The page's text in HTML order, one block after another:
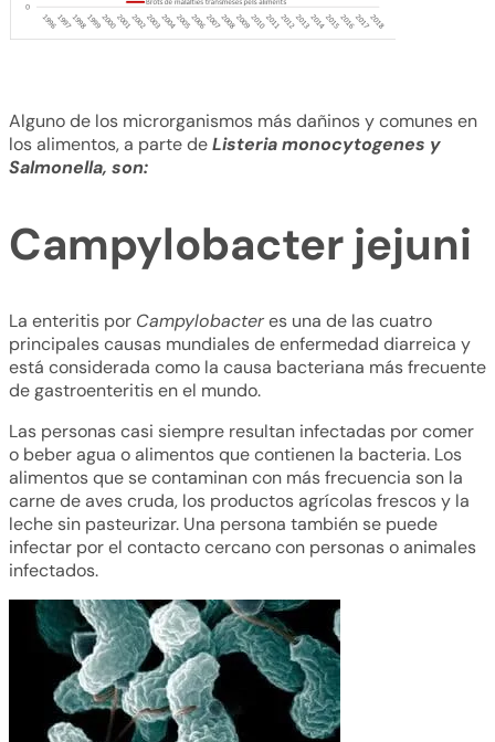
Alguno de los microrganismos más dañinos y comunes en
los alimentos, a parte deListeria monocytogenes y
Salmonella, son:
Campylobacter jejuni
La enteritis por Campylobacteres una de las cuatro
principales causas mundiales de enfermedad diarreica y
está considerada como la causa bacteriana más frecuente
de gastroenteritis en el mundo.
Las personas casi siempre resultan infectadas por comer
o beber agua o alimentos que contienen la bacteria. Los
alimentos que se contaminan con más frecuencia son la
carne de aves cruda, los productos agrícolas frescos y la
leche sin pasteurizar. Una persona también se puede
infectar por el contacto cercano con personas o animales
infectados.